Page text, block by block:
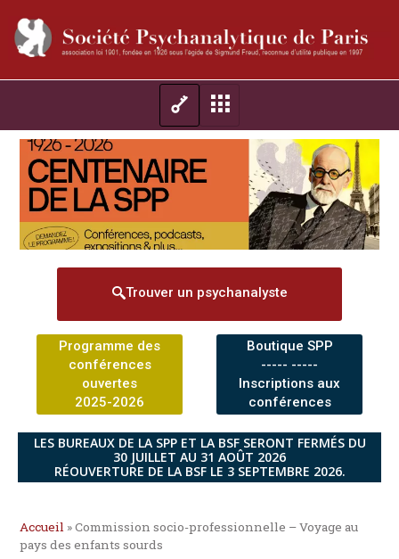
Trouver un psychanalyste
Programme des
conférences
ouvertes
2025-2026
Boutique SPP
----- -----
Inscriptions aux
conférences
LES BUREAUX DE LA SPP ET LA BSF SERONT FERMÉS DU
30 JUILLET AU 31 AOÛT 2026
RÉOUVERTURE DE LA BSF LE 3 SEPTEMBRE 2026.
Accueil »Commission socio-professionnelle – Voyage au
pays des enfants sourds